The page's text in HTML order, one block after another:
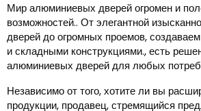
Мир алюминиевых дверей огромен и
возможностей.. От элегантной
дверей до огромных проемов,
и складными конструкциями., есть
алюминиевых дверей для любых
Независимо от того, хотите ли вы
продукции, продавец, стремящийся